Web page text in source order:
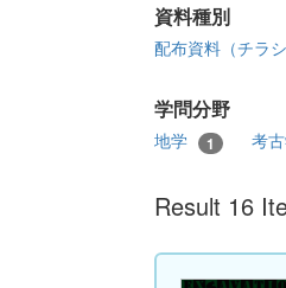
資料種別
配布資料（チラ
学問分野
地学 1 考
Result 16